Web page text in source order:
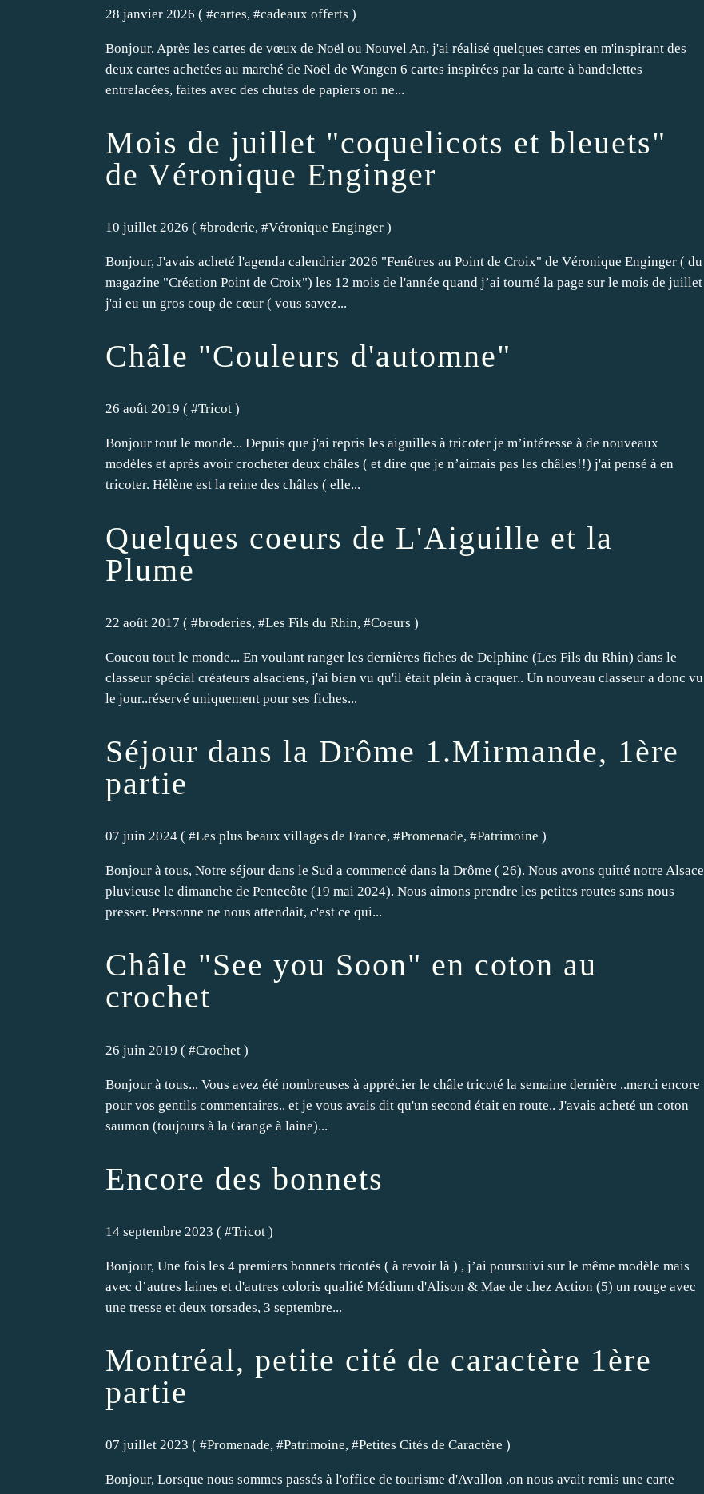
28 janvier 2026 ( #cartes, #cadeaux offerts )
Bonjour, Après les cartes de vœux de Noël ou Nouvel An, j'ai réalisé quelques cartes en m'inspirant des
deux cartes achetées au marché de Noël de Wangen 6 cartes inspirées par la carte à bandelettes
entrelacées, faites avec des chutes de papiers on ne...
Mois de juillet "coquelicots et bleuets"
de Véronique Enginger
10 juillet 2026 ( #broderie, #Véronique Enginger )
Bonjour, J'avais acheté l'agenda calendrier 2026 "Fenêtres au Point de Croix" de Véronique Enginger ( du
magazine "Création Point de Croix") les 12 mois de l'année quand j’ai tourné la page sur le mois de juillet
j'ai eu un gros coup de cœur ( vous savez...
Châle "Couleurs d'automne"
26 août 2019 ( #Tricot )
Bonjour tout le monde... Depuis que j'ai repris les aiguilles à tricoter je m’intéresse à de nouveaux
modèles et après avoir crocheter deux châles ( et dire que je n’aimais pas les châles!!) j'ai pensé à en
tricoter. Hélène est la reine des châles ( elle...
Quelques coeurs de L'Aiguille et la
Plume
22 août 2017 ( #broderies, #Les Fils du Rhin, #Coeurs )
Coucou tout le monde... En voulant ranger les dernières fiches de Delphine (Les Fils du Rhin) dans le
classeur spécial créateurs alsaciens, j'ai bien vu qu'il était plein à craquer.. Un nouveau classeur a donc vu
le jour..réservé uniquement pour ses fiches...
Séjour dans la Drôme 1.Mirmande, 1ère
partie
07 juin 2024 ( #Les plus beaux villages de France, #Promenade, #Patrimoine )
Bonjour à tous, Notre séjour dans le Sud a commencé dans la Drôme ( 26). Nous avons quitté notre Alsace
pluvieuse le dimanche de Pentecôte (19 mai 2024). Nous aimons prendre les petites routes sans nous
presser. Personne ne nous attendait, c'est ce qui...
Châle "See you Soon" en coton au
crochet
26 juin 2019 ( #Crochet )
Bonjour à tous... Vous avez été nombreuses à apprécier le châle tricoté la semaine dernière ..merci encore
pour vos gentils commentaires.. et je vous avais dit qu'un second était en route.. J'avais acheté un coton
saumon (toujours à la Grange à laine)...
Encore des bonnets
14 septembre 2023 ( #Tricot )
Bonjour, Une fois les 4 premiers bonnets tricotés ( à revoir là ) , j’ai poursuivi sur le même modèle mais
avec d’autres laines et d'autres coloris qualité Médium d'Alison & Mae de chez Action (5) un rouge avec
une tresse et deux torsades, 3 septembre...
Montréal, petite cité de caractère 1ère
partie
07 juillet 2023 ( #Promenade, #Patrimoine, #Petites Cités de Caractère )
Bonjour, Lorsque nous sommes passés à l'office de tourisme d'Avallon ,on nous avait remis une carte